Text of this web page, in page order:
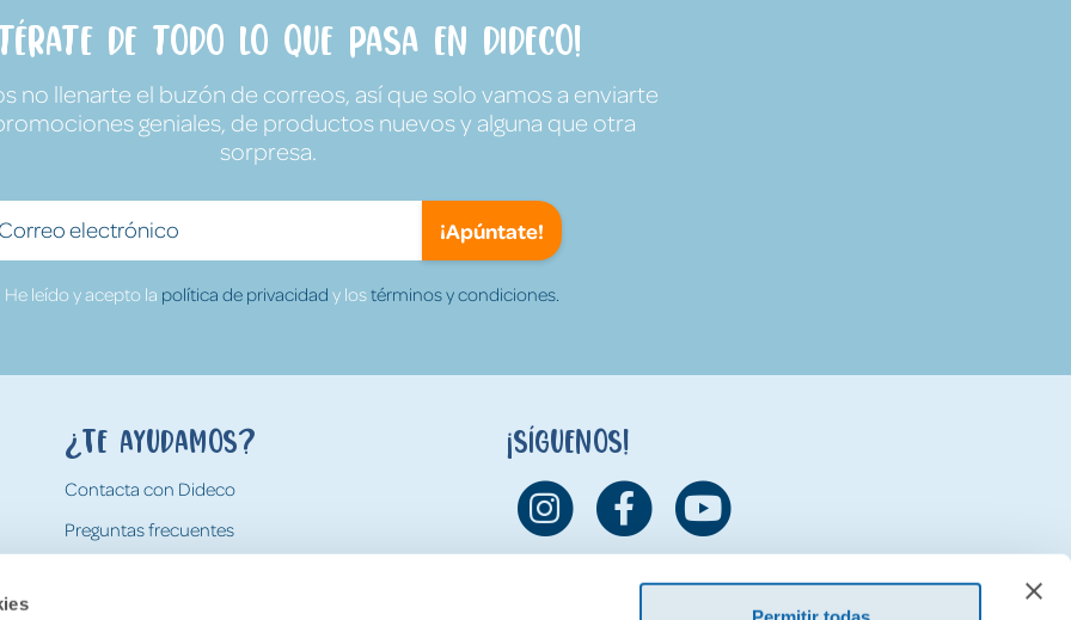
de todo lo que pasa en Dideco!
no llenarte el buzón de correos, así que solo vamos a enviarte
geniales, de productos nuevos y alguna que otra
sorpresa.
¡Apúntate!
He leído y acepto la política de privacidad y lostérminos y condiciones.
¿Te ayudamos?
Contacta con Dideco
Preguntas frecuentes
¡Síguenos!